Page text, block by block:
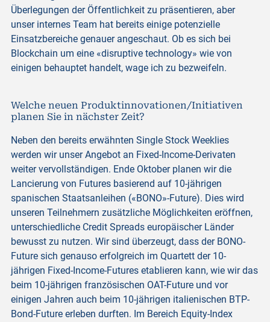
Überlegungen der Öffentlichkeit zu präsentieren, aber
unser internes Team hat bereits einige potenzielle
Einsatzbereiche genauer angeschaut. Ob es sich bei
Blockchain um eine «disruptive technology» wie von
einigen behauptet handelt, wage ich zu bezweifeln.
Welche neuen Produktinnovationen/Initiativen
planen Sie in nächster Zeit?
Neben den bereits erwähnten Single Stock Weeklies
werden wir unser Angebot an Fixed-Income-Derivaten
weiter vervollständigen. Ende Oktober planen wir die
Lancierung von Futures basierend auf 10-jährigen
spanischen Staatsanleihen («BONO»-Future). Dies wird
unseren Teilnehmern zusätzliche Möglichkeiten eröffnen,
unterschiedliche Credit Spreads europäischer Länder
bewusst zu nutzen. Wir sind überzeugt, dass der BONO-
Future sich genauso erfolgreich im Quartett der 10-
jährigen Fixed-Income-Futures etablieren kann, wie wir das
beim 10-jährigen französischen OAT-Future und vor
einigen Jahren auch beim 10-jährigen italienischen BTP-
Bond-Future erleben durften. Im Bereich Equity-Index